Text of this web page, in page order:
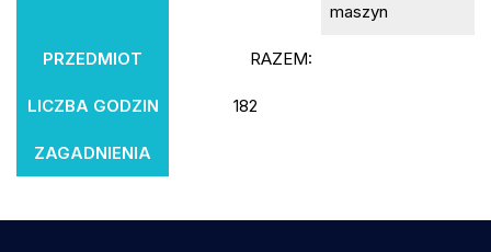
maszyn
PRZEDMIOT RAZEM:
LICZBA GODZIN 182
ZAGADNIENIA